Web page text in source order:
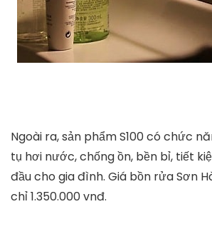
Ngoài ra, sản phẩm S100 có chức
tụ hơi nước, chống ồn, bền bỉ, tiết
đầu cho gia đình. Giá bồn rửa Sơn
chỉ 1.350.000 vnđ.